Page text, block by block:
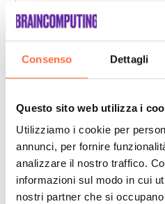
Consenso Dettagli
Questo sito web utilizza i
Utilizziamo i cookie per
annunci, per fornire
analizzare il nostro traffico.
informazioni sul modo in cui
nostri partner che si